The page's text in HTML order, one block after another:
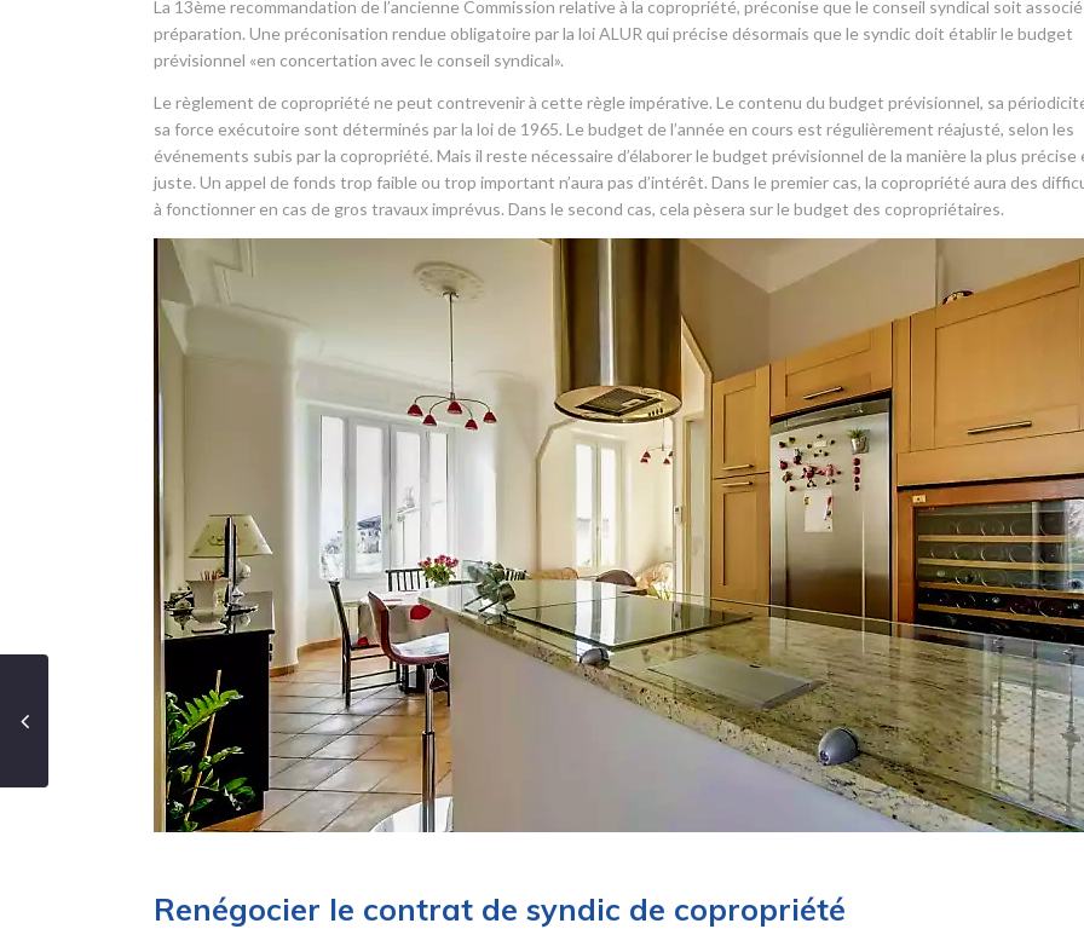
La 13ème recommandation de l’ancienne Commission relative à la copropriété, préconise que le conseil syndical soit associé
préparation. Une préconisation rendue obligatoire par la loi ALUR qui précise désormais que le syndic doit établir le budget
prévisionnel «en concertation avec le conseil syndical».
Le règlement de copropriété ne peut contrevenir à cette règle impérative. Le contenu du budget prévisionnel, sa
sa force exécutoire sont déterminés par la loi de 1965. Le budget de l’année en cours est régulièrement réajusté, selon les
événements subis par la copropriété. Mais il reste nécessaire d’élaborer le budget prévisionnel de la manière la plus précise
juste. Un appel de fonds trop faible ou trop important n’aura pas d’intérêt. Dans le premier cas, la copropriété aura des
à fonctionner en cas de gros travaux imprévus. Dans le second cas, cela pèsera sur le budget des copropriétaires.
Renégocier le contrat de syndic de copropriété